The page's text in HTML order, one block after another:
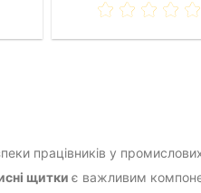
працівників у
щитки є важливим